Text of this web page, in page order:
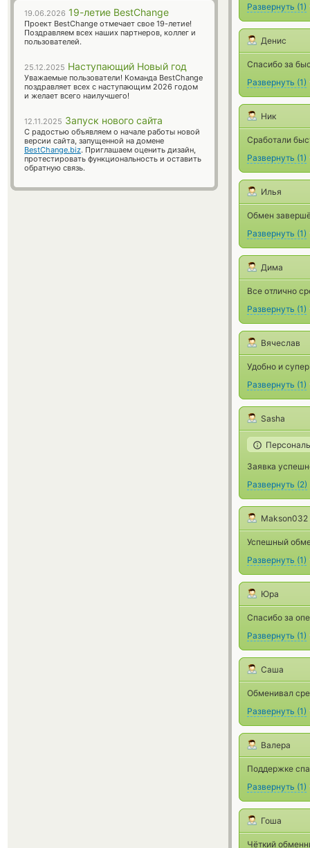
Развернуть (1)
Денис
Спасибо за
Развернуть (1)
Ник
Сработали
Развернуть (1)
Илья
Обмен
Развернуть (1)
Дима
Все отлично
Развернуть (1)
Вячеслав
Удобно и
Развернуть (1)
Sasha
Заявка
Развернуть (2)
Makson032
Успешный
Развернуть (1)
Юра
Спасибо за
Развернуть (1)
Саша
Обменивал
Развернуть (1)
Валера
Поддержке
Развернуть (1)
Гоша
Чёткий
19.06.2026 19-летие BestChange
Проект BestChange отмечает свое 19-летие!
Поздравляем всех наших партнеров, коллег и
пользователей.
25.12.2025 Наступающий Новый год
Уважаемые пользователи! Команда BestChange
поздравляет всех с наступающим 2026 годом
и желает всего наилучшего!
12.11.2025 Запуск нового сайта
С радостью объявляем о начале работы новой
версии сайта, запущенной на домене
BestChange.biz. Приглашаем оценить дизайн,
протестировать функциональность и оставить
обратную связь.